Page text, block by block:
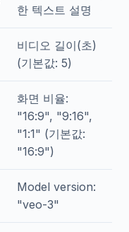
한 텍스트 설명
비디오 길이(초)
(기본값: 5)
화면 비율:
"16:9", "9:16",
"1:1" (기본값:
"16:9")
Model version:
"veo-3"